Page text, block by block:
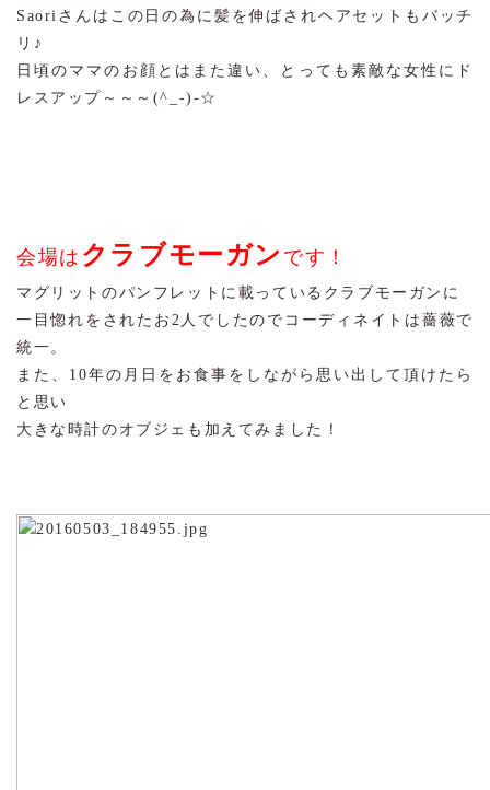
Saoriさんはこの日の為に髪を伸ばされヘアセットもバッチ
リ♪
日頃のママのお顔とはまた違い、とっても素敵な女性にド
レスアップ～～～(^_-)-☆
会場は クラブモーガン です！
マグリットのパンフレットに載っているクラブモーガンに
一目惚れをされたお2人でしたのでコーディネイトは薔薇で
統一。
また、10年の月日をお食事をしながら思い出して頂けたら
と思い
大きな時計のオブジェも加えてみました！